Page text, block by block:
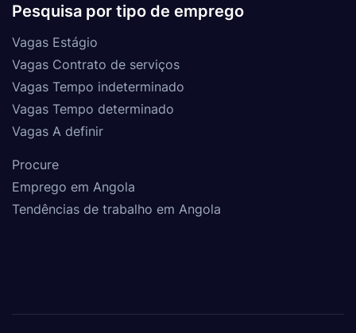
Pesquisa por tipo de emprego
Vagas Estágio
Vagas Contrato de serviços
Vagas Tempo indeterminado
Vagas Tempo determinado
Vagas A definir
Procure
Emprego em Angola
Tendências de trabalho em Angola